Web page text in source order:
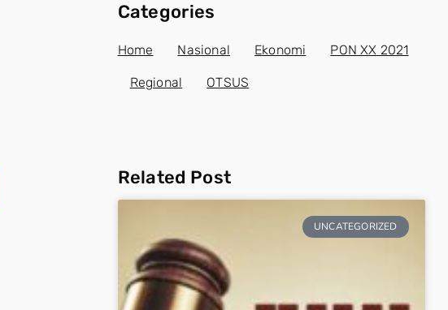
Categories
Home Nasional Ekonomi PON XX 2021
Regional OTSUS
Related Post
UNCATEGORIZED